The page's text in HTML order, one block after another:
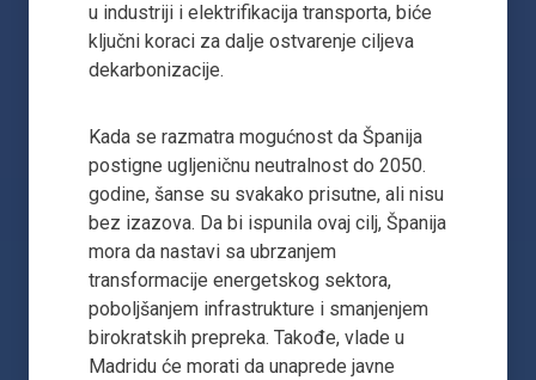
u industriji i elektrifikacija transporta, biće
ključni koraci za dalje ostvarenje ciljeva
dekarbonizacije.
Kada se razmatra mogućnost da Španija
postigne ugljeničnu neutralnost do 2050.
godine, šanse su svakako prisutne, ali nisu
bez izazova. Da bi ispunila ovaj cilj, Španija
mora da nastavi sa ubrzanjem
transformacije energetskog sektora,
poboljšanjem infrastrukture i smanjenjem
birokratskih prepreka. Takođe, vlade u
Madridu će morati da unaprede javne